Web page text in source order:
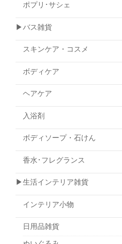
ポプリ･サシェ
▶バス雑貨
スキンケア・コスメ
ボディケア
ヘアケア
入浴剤
ボディソープ・石けん
香水･フレグランス
▶生活インテリア雑貨
インテリア小物
日用品雑貨